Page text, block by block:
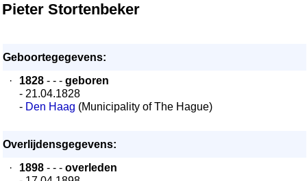
Pieter Stortenbeker
Geboortegegevens:
·
1828 - - - geboren
- 21.04.1828
- Den Haag (Municipality of The Hague)
Overlijdensgegevens:
·
1898 - - - overleden